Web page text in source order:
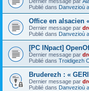
Publié dans Danvezioù
Office en alsacien
Dernier message par
Publié dans Danvezioù
[PC INpact]
Dernier message par
Publié dans Troidigezh
Bruderezh : «
Dernier message par
Publié dans Danvezioù